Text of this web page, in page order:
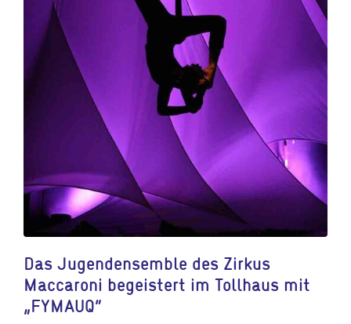
Das Jugendensemble des Zirkus
Maccaroni begeistert im Tollhaus mit
„FYMAUQ“